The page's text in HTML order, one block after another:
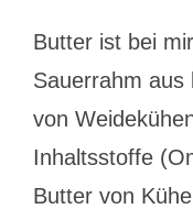
Butter ist bei
Sauerrahm aus
von
Inhaltsstoffe
Butter von